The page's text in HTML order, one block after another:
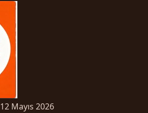
12 Mayıs 2026